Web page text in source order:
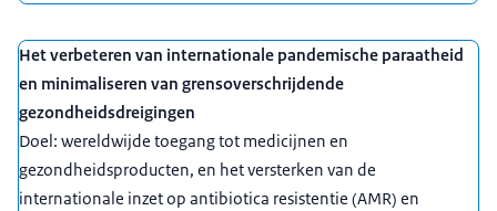
Het verbeteren van internationale pandemische paraatheid
en minimaliseren van grensoverschrijdende
gezondheidsdreigingen
Doel: wereldwijde toegang tot medicijnen en
gezondheidsproducten, en het versterken van de
internationale inzet op antibiotica resistentie (AMR) en